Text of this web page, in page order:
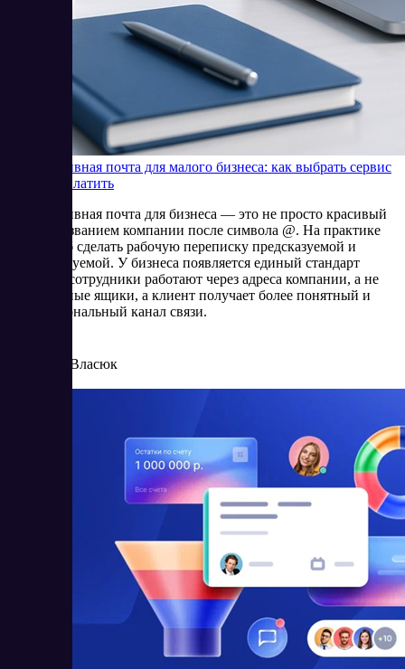
Корпоративная почта для малого бизнеса: как выбрать сервис
и не переплатить
Корпоративная почта для бизнеса — это не просто красивый
адрес с названием компании после символа @. На практике
это способ сделать рабочую переписку предсказуемой и
контролируемой. У бизнеса появляется единый стандарт
общения, сотрудники работают через адреса компании, а не
через личные ящики, а клиент получает более понятный и
профессиональный канал связи.
Елена Власюк